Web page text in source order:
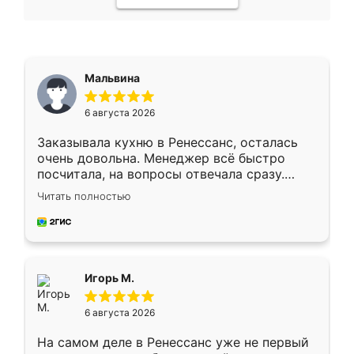
Мальвина
6 августа 2026
Заказывала кухню в Ренессанс, осталась
очень довольна. Менеджер всё быстро
посчитала, на вопросы отвечала сразу.
Замерщик приехал в субботу, подошёл к
делу со всей ответственностью. Собрали
за день, ребята работали аккуратно, даже
Читать полностью
Игорь М.
6 августа 2026
На самом деле в Ренессанс уже не первый